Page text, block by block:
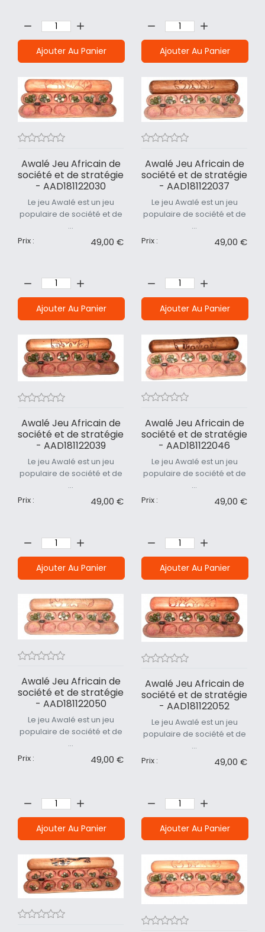
Ajouter Au Panier Ajouter Au Panier
Awalé Jeu Africain de
société et de stratégie
- AAD181122030
Le jeu Awalé est un jeu
populaire de société et de
...
Prix :
49,00 €
Ajouter Au Panier
Awalé Jeu Africain de
société et de stratégie
- AAD181122037
Le jeu Awalé est un jeu
populaire de société et de
...
Prix :
49,00 €
Ajouter Au Panier
Awalé Jeu Africain de
société et de stratégie
- AAD181122039
Le jeu Awalé est un jeu
populaire de société et de
...
Prix :
49,00 €
Ajouter Au Panier
Awalé Jeu Africain de
société et de stratégie
- AAD181122046
Le jeu Awalé est un jeu
populaire de société et de
...
Prix :
49,00 €
Ajouter Au Panier
Awalé Jeu Africain de
société et de stratégie
- AAD181122050
Le jeu Awalé est un jeu
populaire de société et de
...
Prix :
49,00 €
Ajouter Au Panier
Awalé Jeu Africain de
société et de stratégie
- AAD181122052
Le jeu Awalé est un jeu
populaire de société et de
...
Prix :
49,00 €
Ajouter Au Panier